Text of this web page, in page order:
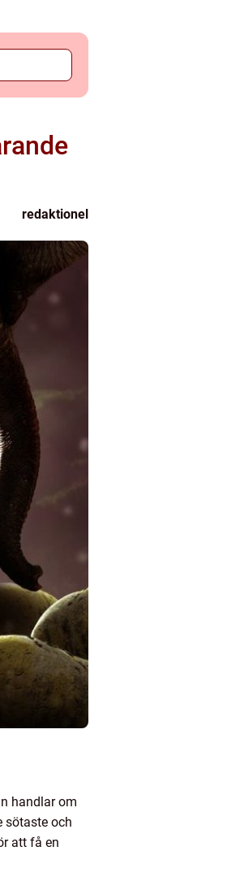
redaktionel
handlar om
sötaste och
att få en